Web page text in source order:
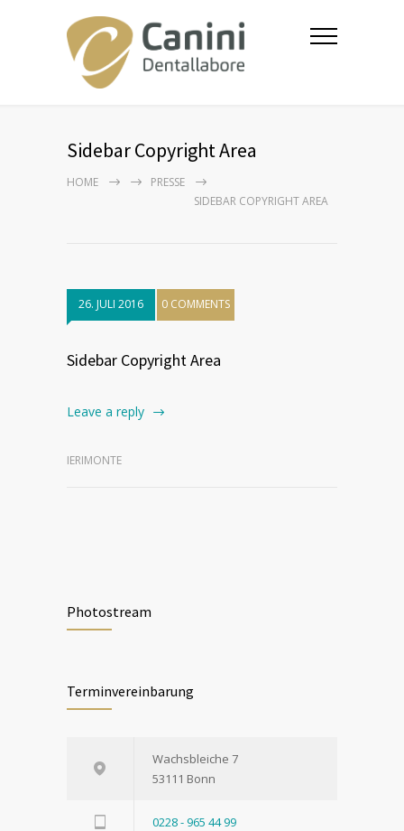
Sidebar Copyright Area
HOME
PRESSE
SIDEBAR COPYRIGHT AREA
26. JULI 2016 0 COMMENTS
Sidebar Copyright Area
Leave a reply
IERIMONTE
Photostream
Terminvereinbarung
Wachsbleiche 7
53111 Bonn
0228 - 965 44 99